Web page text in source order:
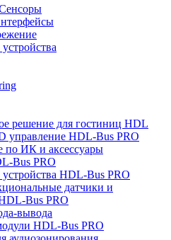
решение для гостиниц HDL
управление HDL-Bus PRO
по ИК и аксессуары
Bus PRO
HDL-Bus PRO
датчики и
Bus PRO
вывода
HDL-Bus PRO